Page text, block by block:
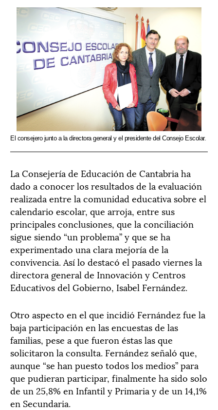
El consejero junto a la directora general y el presidente del Consejo Escolar.
La Consejería de Educación de Cantabria ha
dado a conocer los resultados de la evaluación
realizada entre la comunidad educativa sobre el
calendario escolar, que arroja, entre sus
principales conclusiones, que la conciliación
sigue siendo “un problema” y que se ha
experimentado una clara mejoría de la
convivencia. Así lo destacó el pasado viernes la
directora general de Innovación y Centros
Educativos del Gobierno, Isabel Fernández.
Otro aspecto en el que incidió Fernández fue la
baja participación en las encuestas de las
familias, pese a que fueron éstas las que
solicitaron la consulta. Fernández señaló que,
aunque “se han puesto todos los medios” para
que pudieran participar, finalmente ha sido solo
de un 25,8% en Infantil y Primaria y de un 14,1%
en Secundaria.